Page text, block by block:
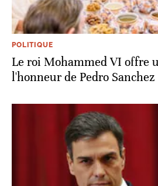
POLITIQUE
Le roi Mohammed VI offre
l'honneur de Pedro Sanchez